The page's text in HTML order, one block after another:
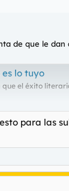
de que le
es lo tuyo
que el éxito
para las